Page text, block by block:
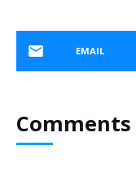
EMAIL
Comments